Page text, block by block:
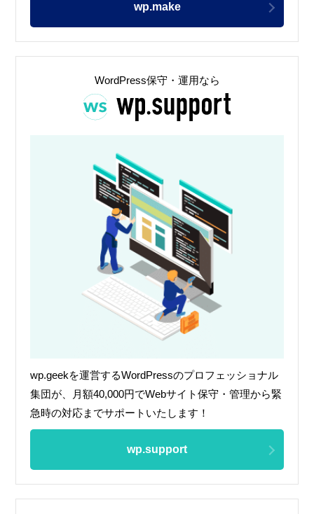
wp.make
WordPress保守・運用なら
wp.geekを運営するWordPressのプロフェッショナル
集団が、月額40,000円でWebサイト保守・管理から緊
急時の対応までサポートいたします！
wp.support